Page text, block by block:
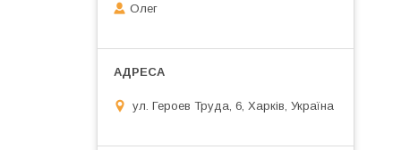
Олег
ул. Героев Труда, 6, Харків, Україна